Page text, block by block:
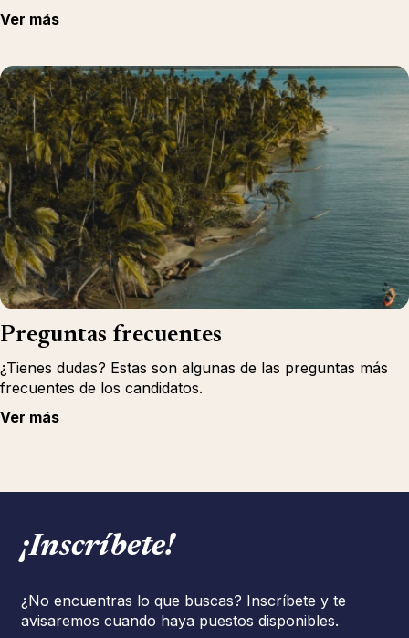
Ver más
Preguntas frecuentes
¿Tienes dudas? Estas son algunas de las preguntas más
frecuentes de los candidatos.
Ver más
¡Inscríbete!
¿No encuentras lo que buscas? Inscríbete y te
avisaremos cuando haya puestos disponibles.